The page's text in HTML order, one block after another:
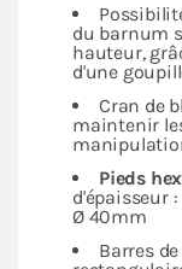
du barnum
hauteur,
d'une
Cran de
maintenir
Pieds
d'épaisseur :
Ø 40mm
Barres